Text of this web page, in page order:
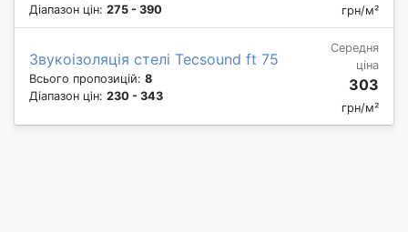
Діапазон цін: 275 - 390 грн/м²
Звукоізоляція стелі Tecsound ft 75
Всього пропозицій: 8
Діапазон цін: 230 - 343
Середня
ціна
303
грн/м²